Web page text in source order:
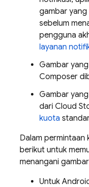
gambar yang
sebelum
pengguna
layanan
Gambar
Composer
Gambar
dari Cloud
kuota
Dalam permintaan
berikut untuk
menangani
Untuk